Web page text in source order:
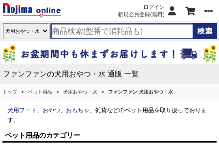
ログイン
新規会員登録(無料)
ファンファンの犬用おやつ・水 通販 一覧
トップ ペット用品 犬用おやつ・水 ファンファン 犬用おやつ・水
犬用フード、 おやつ、 おもちゃ、雑貨などのペット用品を取り扱っておりま
す。
ペット用品のカテゴリー